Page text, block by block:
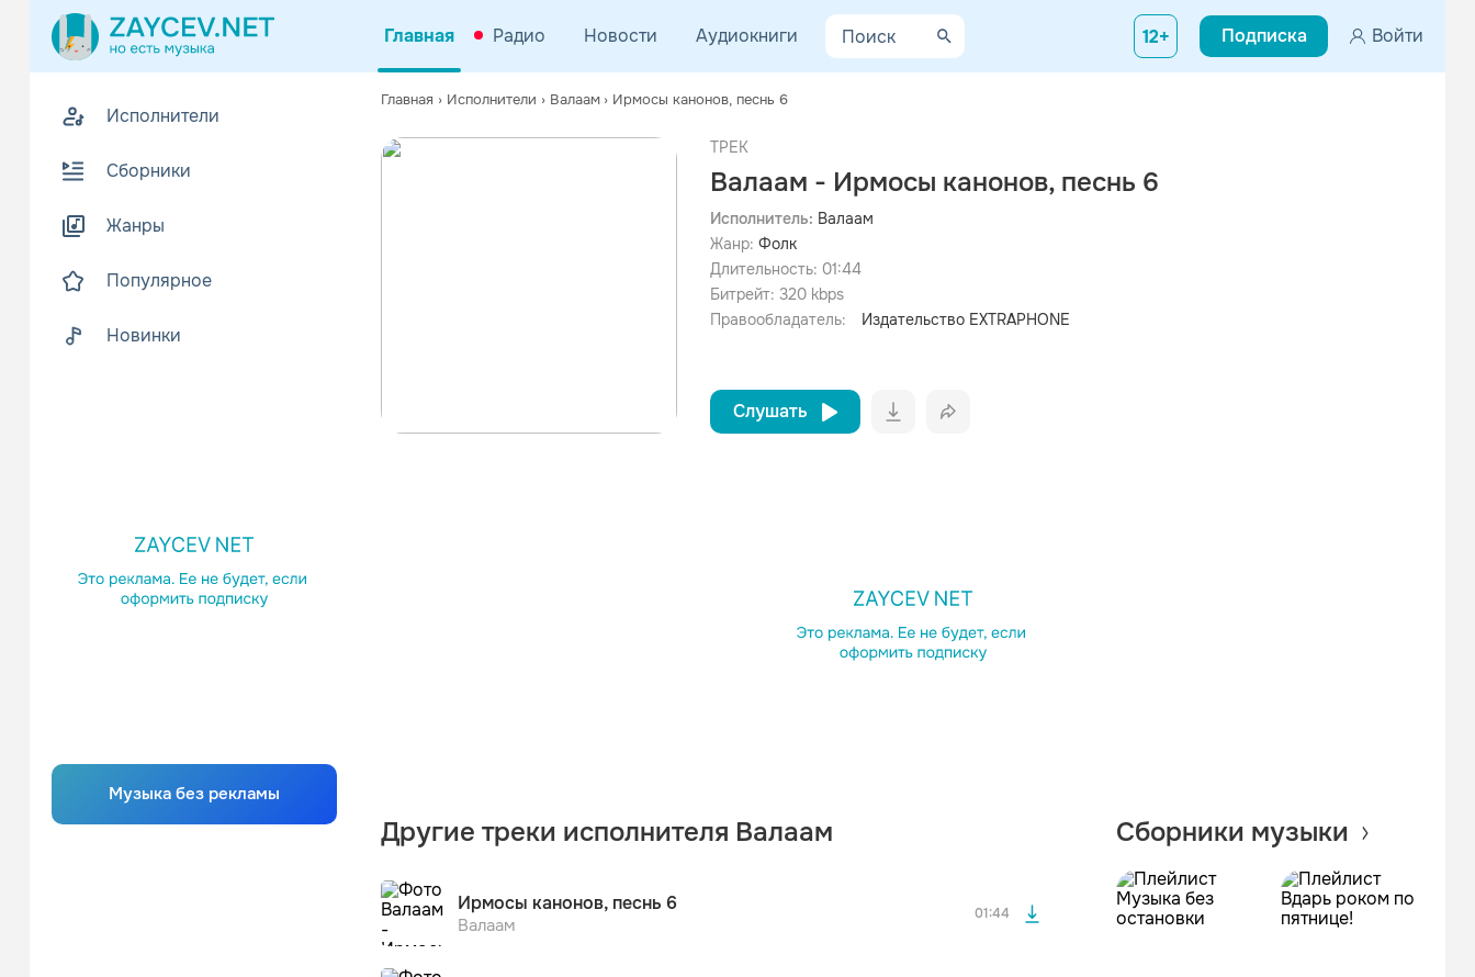
Главная Радио Новости Аудиокниги 12+ Подписка Войти
Исполнители
Сборники
Жанры
Популярное
Новинки
Музыка без рекламы
Главная › Исполнители › Валаам › Ирмосы канонов, песнь 6
ТРЕК
Валаам - Ирмосы канонов, песнь 6
Исполнитель: Валаам
Жанр: Фолк
Длительность: 01:44
Битрейт: 320 kbps
Правообладатель:
Издательство EXTRAPHONE
Слушать
просмотра рекламы
оформления подписки.
После просмотра Вы сможете скачать 3 файла без
дополнительной рекламы!
Другие треки исполнителя Валаам
Ирмосы канонов, песнь 6
Валаам
01:44
просмотра рекламы
Сборники музыки